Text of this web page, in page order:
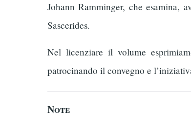
Johann Ramminger, che esamina,
Sascerides.
Nel licenziare il volume
patrocinando il convegno e
Note